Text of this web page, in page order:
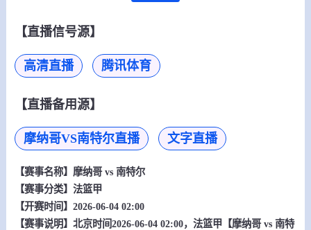
【直播信号源】
高清直播 腾讯体育
【直播备用源】
摩纳哥VS南特尔直播 文字直播
【赛事名称】 摩纳哥 vs 南特尔
【赛事分类】 法篮甲
【开赛时间】2026-06-04 02:00
【赛事说明】北京时间2026-06-04 02:00，法篮甲【摩纳哥 vs 南特